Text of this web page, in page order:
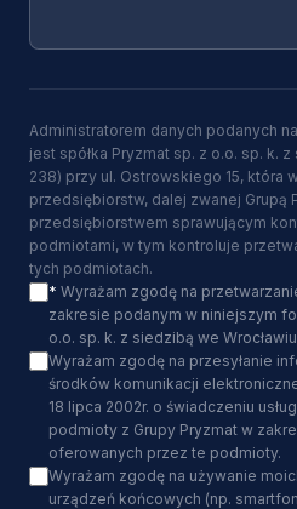
Administratorem danych podanych
jest spółka Pryzmat sp. z o.o. sp. k.
238) przy ul. Ostrowskiego 15, która
przedsiębiorstw, dalej zwanej Grupą
przedsiębiorstwem sprawującym
podmiotami, w tym kontroluje
tych podmiotach.
* Wyrażam zgodę na
zakresie podanym w niniejszym
o.o. sp. k. z siedzibą we
Wyrażam zgodę na przesyłanie
środków komunikacji
18 lipca 2002r. o świadczeniu
podmioty z Grupy Pryzmat w
oferowanych przez te podmioty.
Wyrażam zgodę na używanie
urządzeń końcowych (np.